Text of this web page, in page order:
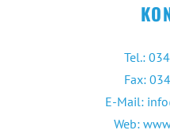
Tel.:
Fax:
E-Mail:
Web: